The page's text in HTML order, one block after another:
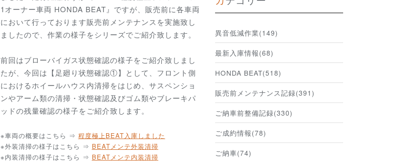
1オーナー車両 HONDA BEAT』ですが、販売前に各車両
において行っております販売前メンテナンスを実施致し
ましたので、作業の様子をシリーズでご紹介致します。
前回はブローバイガス状態確認の様子をご紹介致しまし
たが、今回は【足廻り状態確認①】として、フロント側
におけるホイールハウス内清掃をはじめ、サスペンショ
ンやアーム類の清掃・状態確認及びゴム類やブレーキパ
ッドの残量確認の様子をご紹介致します。
※車両の概要はこちら ⇒ 程度極上BEAT入庫しました
※外装清掃の様子はこちら ⇒ BEATメンテ外装清掃
※内装清掃の様子はこちら ⇒ BEATメンテ内装清掃
異音低減作業(149)
最新入庫情報(68)
HONDA BEAT(518)
販売前メンテナンス記録(391)
ご納車前整備記録(330)
ご成約情報(78)
ご納車(74)